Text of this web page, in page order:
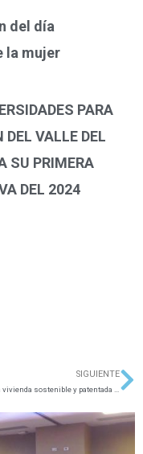
del día
la mujer
PARA
VALLE DEL
SU PRIMERA
DEL 2024
SIGUIENTE